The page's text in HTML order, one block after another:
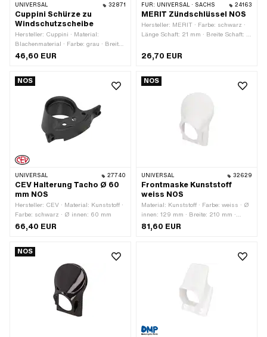
UNIVERSAL 32871
Cuppini Schürze zu
Windschutzscheibe
Hersteller: Cuppini · Material:
Blachenmaterial · Farbe: grau · Breite:
700 mm · Höhe: 600 mm
46,60 EUR
FÜR: UNIVERSAL · SACHS 24163
MERIT Zündschlüssel NOS
Hersteller: MERIT · Farbe: schwarz ·
Länge Schaft: 21 mm · Breite Schaft: 6
26,70 EUR
NOS
UNIVERSAL 27740
CEV Halterung Tacho Ø 60
mm NOS
Hersteller: CEV · Material: Kunststoff ·
Farbe: schwarz · Ø innen: 60 mm
66,40 EUR
NOS
UNIVERSAL 32629
Frontmaske Kunststoff
weiss NOS
Material: Kunststoff · Farbe: weiss · Ø
innen: 129 mm · Breite: 210 mm ·
Breite: 265 mm · Höhe: 325 mm ·
81,60 EUR
NOS